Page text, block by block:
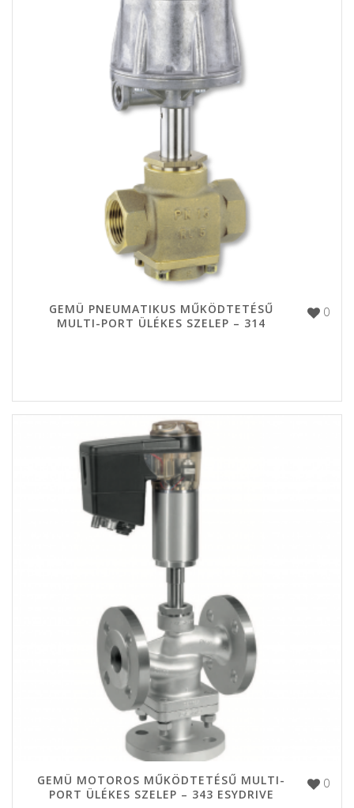
0
GEMÜ PNEUMATIKUS MŰKÖDTETÉSŰ
MULTI-PORT ÜLÉKES SZELEP – 314
0
GEMÜ MOTOROS MŰKÖDTETÉSŰ MULTI-
PORT ÜLÉKES SZELEP – 343 ESYDRIVE